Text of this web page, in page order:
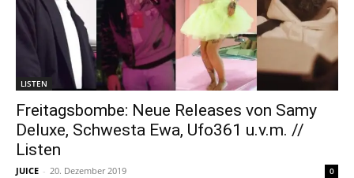
LISTEN
Freitagsbombe: Neue Releases von Samy
Deluxe, Schwesta Ewa, Ufo361 u.v.m. //
Listen
JUICE - 20. Dezember 2019 0